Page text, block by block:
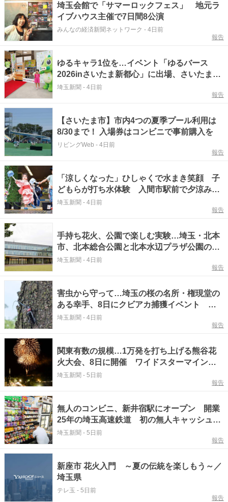
埼玉会館で「サマーロックフェス」 地元ラ
イブハウス主催で7日間8公演
みんなの経済新聞ネットワーク - 4日前
報告
ゆるキャラ1位を…イベント「ゆるバース
2026inさいたま新都心」に出場、さいたま市
の「つなが竜ヌゥ」 市役所で出陣式 気合
施
埼玉新聞 - 4日前
報告
【さいたま市】市内4つの夏季プール利用は
8/30まで！ 入場券はコンビニで事前購入を
リビングWeb - 4日前
報告
「涼しくなった」ひしゃくで水まき笑顔 子
どもらが打ち水体験 入間市駅前で夕涼みを
楽しむイベント
埼玉新聞 - 4日前
報告
手持ち花火、公園で楽しむ実験…埼玉・北本
市、北本総合公園と北本水辺プラザ公園の2
カ所で 申し込みは不用で無料 昨年10月に
埼玉新聞 - 4日前
報告
害虫から守って…埼玉の桜の名所・権現堂の
ある幸手、8日にクビアカ捕獲イベント 対
象は小学生以上で参加無料 定員は先着35
埼玉新聞 - 4日前
報告
関東有数の規模…1万発を打ち上げる熊谷花
火大会、8日に開催 ワイドスターマインは
過去最高の11社…2年ぶりに行うコンクール
には7社が参加 今年も事前予約制の有料駐
埼玉新聞 - 5日前
報告
無人のコンビニ、新井宿駅にオープン 開業
25年の埼玉高速鉄道 初の無人キャッシュレ
ス店舗…駅員が商品陳列など担う協働オペレ
ーションを構築 店頭状況は天井部のカメラ
埼玉新聞 - 5日前
報告
新座市 花火入門 ～夏の伝統を楽しもう～／
埼玉県
テレ玉 - 5日前
報告